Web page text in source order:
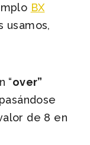
BX
usamos,
“over”
de 8 en